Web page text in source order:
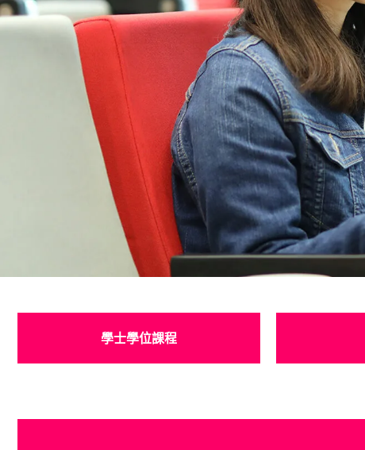
銜接學位申請 (三
年級入學)
學士學位課程